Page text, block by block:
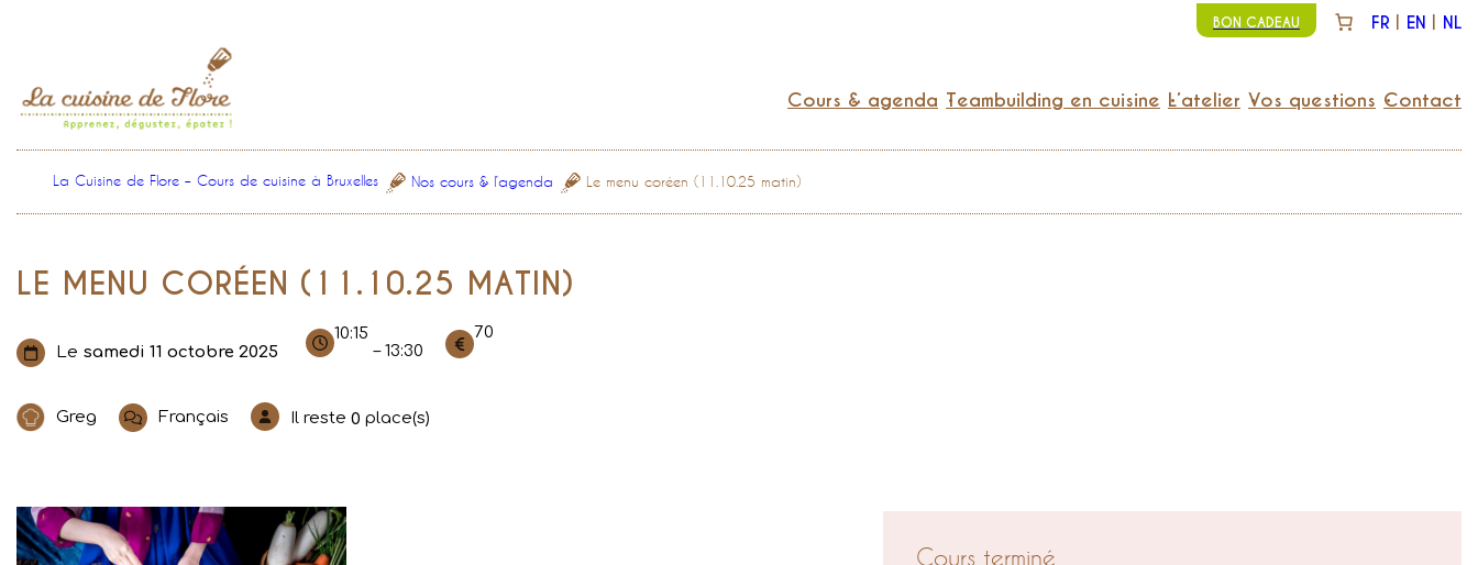
BON CADEAU FR EN NL
Cours & agenda Teambuilding en cuisine L’atelier Vos questions Contact
La Cuisine de Flore – Cours de cuisine à Bruxelles Nos cours & l’agenda Le menu coréen (11.10.25 matin)
LE MENU CORÉEN (11.10.25 MATIN)
Le samedi 11 octobre 2025
10:15
– 13:30
70
Greg Français Il reste 0 place(s)
Cours terminé